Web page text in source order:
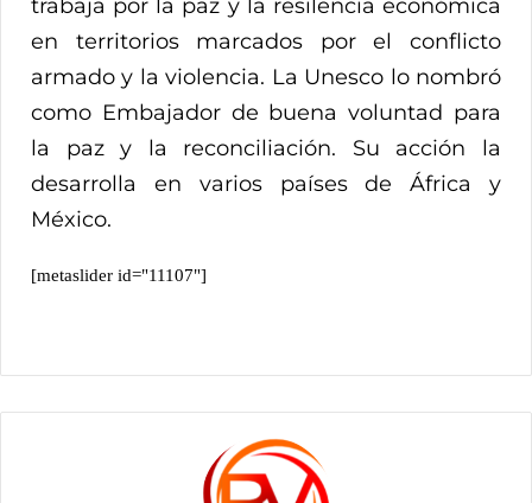
trabaja por la paz y la resilencia económica
en territorios marcados por el conflicto
armado y la violencia. La Unesco lo nombró
como Embajador de buena voluntad para
la paz y la reconciliación. Su acción la
desarrolla en varios países de África y
México.
[metaslider id="11107"]